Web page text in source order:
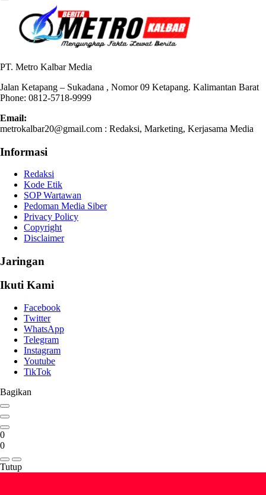
PT. Metro Kalbar Media
Jalan Ketapang – Sukadana , Nomor 09 Ketapang. Kalimantan Barat
Phone: 0812-5718-9999
Email:
metrokalbar20@gmail.com : Redaksi, Marketing, Kerjasama Media
Informasi
Redaksi
Kode Etik
SOP Wartawan
Pedoman Media Siber
Privacy Policy
Copyright
Disclaimer
Jaringan
Ikuti Kami
Facebook
Twitter
WhatsApp
Telegram
Instagram
Youtube
TikTok
Bagikan
0
0
Tutup